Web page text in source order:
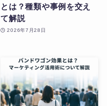
とは？種類や事例を交え
て解説
2026年7月28日